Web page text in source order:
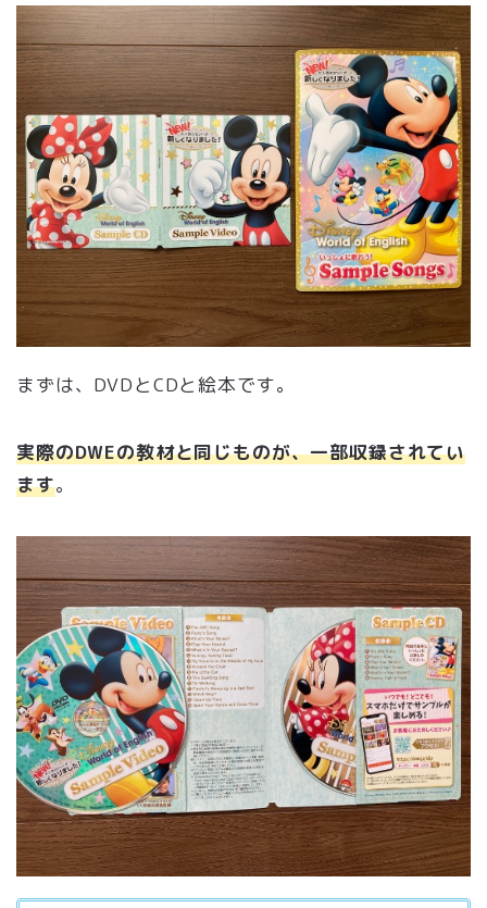
まずは、DVDとCDと絵本です。
実際のDWEの教材と同じものが、一部収録されてい
ます。